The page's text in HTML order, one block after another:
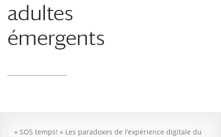
adultes
émergents
« SOS temps! » Les paradoxes de l’expérience digitale du